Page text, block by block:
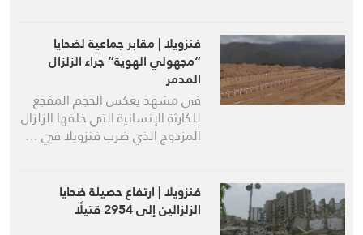
فنزويلا | مقابر جماعية لضحايا
“مجهولي الهوية” جراء الزلزال
المدمر
في مشهد يعكس الحجم المفجع
للكارثة الإنسانية التي خلفها الزلزال
المزدوج الذي ضرب فنزويلا في …
فنزويلا | ارتفاع حصيلة ضحايا
الزلزالين إلى 2954 قتيلًا